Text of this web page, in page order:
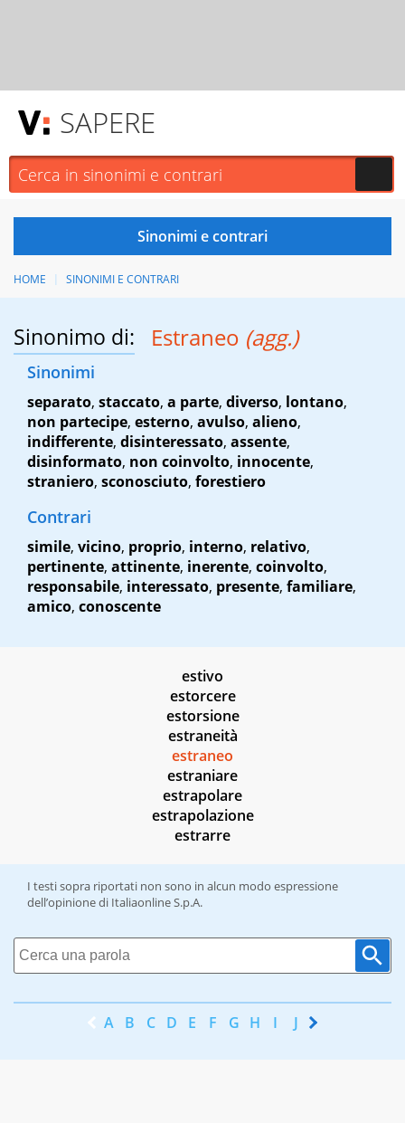
SAPERE
HOME SINONIMI E CONTRARI
Sinonimo di: Estraneo (agg.)
Sinonimi
separato, staccato, a parte, diverso, lontano,
non partecipe, esterno, avulso, alieno,
indifferente, disinteressato, assente,
disinformato, non coinvolto, innocente,
straniero, sconosciuto, forestiero
Contrari
simile, vicino, proprio, interno, relativo,
pertinente, attinente, inerente, coinvolto,
responsabile, interessato, presente, familiare,
amico, conoscente
estivo
estorcere
estorsione
estraneità
estraneo
estraniare
estrapolare
estrapolazione
estrarre
I testi sopra riportati non sono in alcun modo espressione
dell’opinione di Italiaonline S.p.A.
A B C D E F G H I J K